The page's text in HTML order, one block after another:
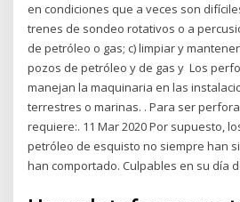
en condiciones que a veces son
trenes de sondeo rotativos o a
de petróleo o gas; c) limpiar y
pozos de petróleo y de gas y Los
manejan la maquinaria en las
terrestres o marinas. . Para ser
requiere:. 11 Mar 2020 Por supuesto,
petróleo de esquisto no siempre han
han comportado. Culpables en su día